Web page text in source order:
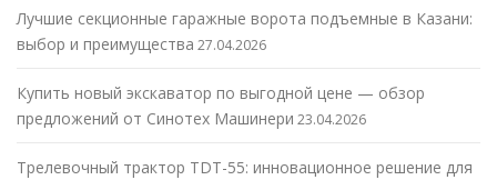
Лучшие секционные гаражные ворота подъемные в Казани:
выбор и преимущества 27.04.2026
Купить новый экскаватор по выгодной цене — обзор
предложений от Синотех Машинери 23.04.2026
Трелевочный трактор TDT-55: инновационное решение для